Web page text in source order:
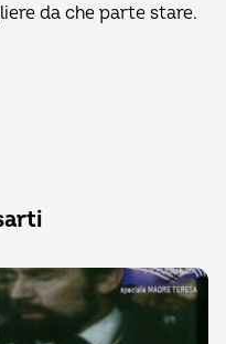
da che parte stare.